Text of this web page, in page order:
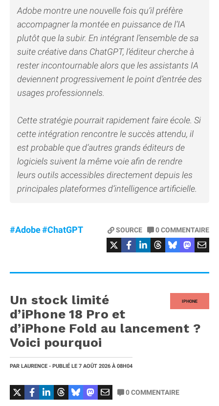
Adobe montre une nouvelle fois qu’il préfère
accompagner la montée en puissance de l’IA
plutôt que la subir. En intégrant l’ensemble de sa
suite créative dans ChatGPT, l’éditeur cherche à
rester incontournable alors que les assistants IA
deviennent progressivement le point d’entrée des
usages professionnels.
Cette stratégie pourrait rapidement faire école. Si
cette intégration rencontre le succès attendu, il
est probable que d’autres grands éditeurs de
logiciels suivent la même voie afin de rendre
leurs outils accessibles directement depuis les
principales plateformes d’intelligence artificielle.
#Adobe#ChatGPT SOURCE 0COMMENTAIRE
IPHONE
Un stock limité
d’iPhone 18 Pro et
d’iPhone Fold au lancement ?
Voici pourquoi
PAR LAURENCE - PUBLIÉ LE 7 AOÛT 2026 À 08H04
0COMMENTAIRE